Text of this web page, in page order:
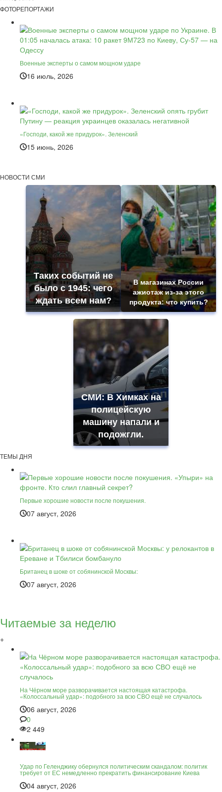
ФОТОРЕПОРТАЖИ
Военные эксперты о самом мощном ударе
16 июль, 2026
«Господи, какой же придурок». Зеленский
15 июнь, 2026
НОВОСТИ СМИ
Таких событий не
было с 1945: чего
ждать всем нам?
В магазинах России
ажиотаж из-за этого
продукта: что купить?
СМИ: В Химках на
полицейскую
машину напали и
подожгли.
ТЕМЫ ДНЯ
Первые хорошие новости после покушения.
07 август, 2026
Британец в шоке от собянинской Москвы:
07 август, 2026
Читаемые за неделю
+
На Чёрном море разворачивается настоящая катастрофа.
«Колоссальный удар»: подобного за всю СВО ещё не случалось
06 август, 2026
0
2 449
Удар по Геленджику обернулся политическим скандалом: политик
требует от ЕС немедленно прекратить финансирование Киева
04 август, 2026